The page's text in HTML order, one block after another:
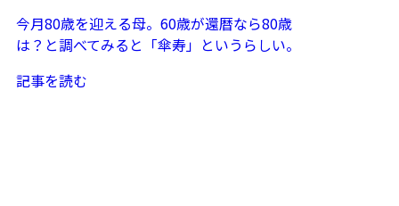
今月80歳を迎える母。60歳が還暦なら80歳
は？と調べてみると「傘寿」というらしい。
れるのでありが...
記事を読む